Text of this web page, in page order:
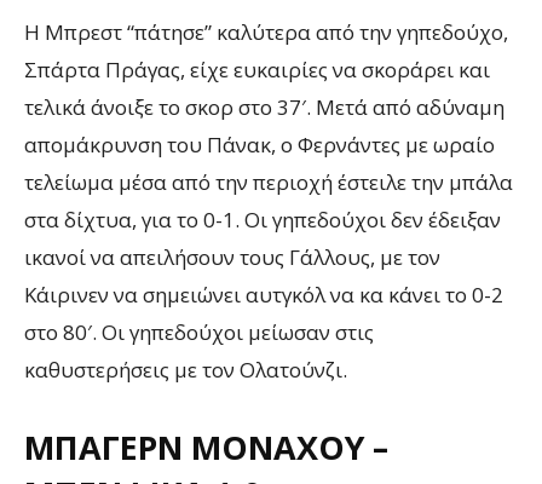
Η Μπρεστ “πάτησε” καλύτερα από την γηπεδούχο,
Σπάρτα Πράγας, είχε ευκαιρίες να σκοράρει και
τελικά άνοιξε το σκορ στο 37′. Μετά από αδύναμη
απομάκρυνση του Πάνακ, ο Φερνάντες με ωραίο
τελείωμα μέσα από την περιοχή έστειλε την μπάλα
στα δίχτυα, για το 0-1. Οι γηπεδούχοι δεν έδειξαν
ικανοί να απειλήσουν τους Γάλλους, με τον
Κάιρινεν να σημειώνει αυτγκόλ να κα κάνει το 0-2
στο 80′. Οι γηπεδούχοι μείωσαν στις
καθυστερήσεις με τον Ολατούνζι.
ΜΠΆΓΕΡΝ ΜΟΝΆΧΟΥ –